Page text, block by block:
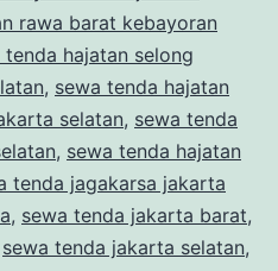
rawa barat kebayoran
tenda hajatan selong
, sewa tenda hajatan
selatan, sewa tenda
, sewa tenda hajatan
tenda jagakarsa jakarta
, sewa tenda jakarta barat,
sewa tenda jakarta selatan,